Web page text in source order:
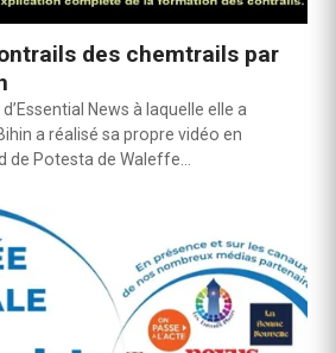
des chemtrails par
News à laquelle elle a
a réalisé sa propre vidéo en
de Potesta de Waleffe…